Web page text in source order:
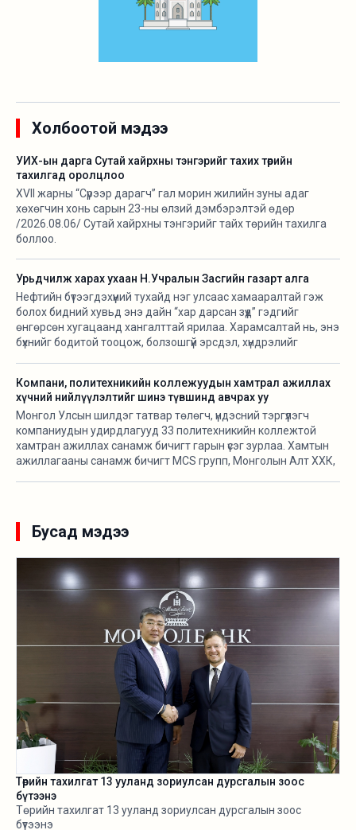
Холбоотой мэдээ
УИХ-ын дарга Сутай хайрхны тэнгэрийг тахих төрийн
тахилгад оролцлоо
XVII жарны “Сүрээр дарагч” гал морин жилийн зуны адаг
хөхөгчин хонь сарын 23-ны өлзий дэмбэрэлтэй өдөр
/2026.08.06/ Сутай хайрхны тэнгэрийг тайх төрийн тахилга
боллоо.
Урьдчилж харах ухаан Н.Учралын Засгийн газарт алга
Нефтийн бүтээгдэхүүний тухайд нэг улсаас хамааралтай гэж
болох бидний хувьд энэ дайн “хар дарсан зүүд” гэдгийг
өнгөрсөн хугацаанд хангалттай ярилаа. Харамсалтай нь, энэ
бүхнийг бодитой тооцож, болзошгүй эрсдэл, хүндрэлийг
Компани, политехникийн коллежуудын хамтрал ажиллах
хүчний нийлүүлэлтийг шинэ түвшинд авчрах уу
Монгол Улсын шилдэг татвар төлөгч, үндэсний тэргүүлэгч
компаниудын удирдлагууд 33 политехникийн коллежтой
хамтран ажиллах санамж бичигт гарын үсэг зурлаа. Хамтын
ажиллагааны санамж бичигт MCS групп, Монголын Алт ХХК,
ХХК-ийн удирдлагууд гарын үсэг зурсан юм. Олзуурхууштай
нь эдгээр компаний удирдлагууд тус хамтралт сэтгэлд
Бусад мэдээ
Төрийн тахилгат 13 ууланд зориулсан дурсгалын зоос
бүтээнэ
Төрийн тахилгат 13 ууланд зориулсан дурсгалын зоос
бүтээнэ